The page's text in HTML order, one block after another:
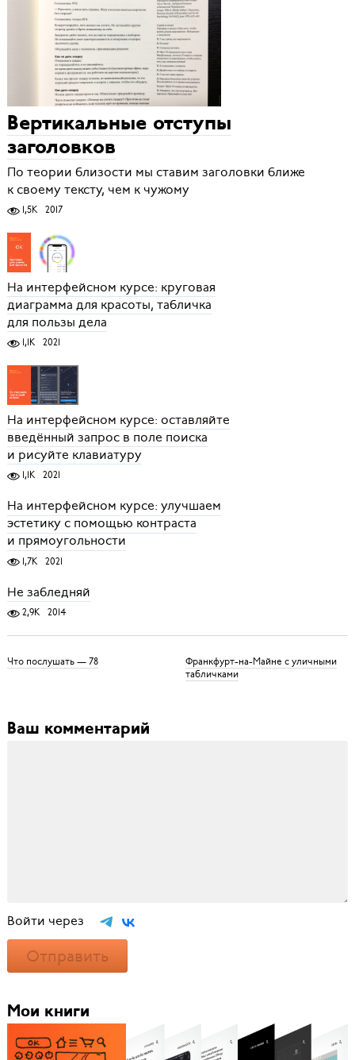
Вертикальные отступы
заголовков
По теории близости мы ставим заголовки ближе
к своему тексту, чем к чужому
1,5K 2017
На интерфейсном курсе: круговая
диаграмма для красоты, табличка
для пользы дела
1,1K 2021
На интерфейсном курсе: оставляйте
введённый запрос в поле поиска
и рисуйте клавиатуру
1,1K 2021
На интерфейсном курсе: улучшаем
эстетику с помощью контраста
и прямоугольности
1,7K 2021
Не забледняй
2,9K 2014
Что послушать — 78
Франкфурт-на-Майне с уличными
табличками
Ваш комментарий
Войти через
Отправить
Мои книги